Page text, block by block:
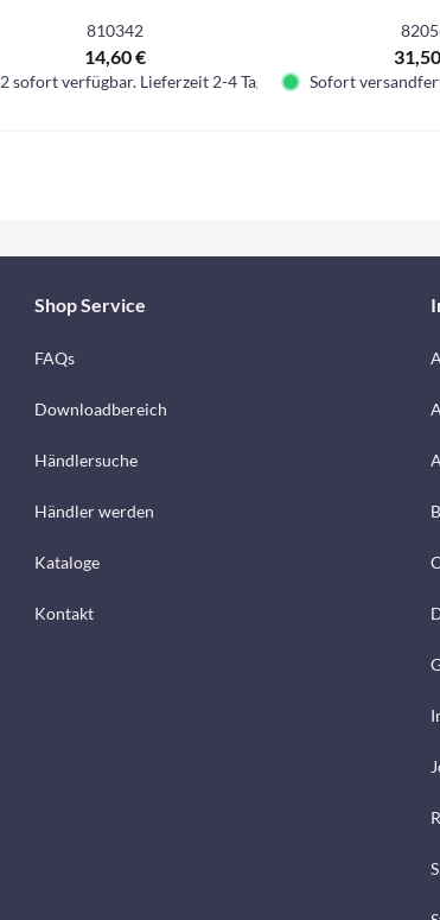
810342
14,60 €
2 sofort verfügbar. Lieferzeit 2-4 Tage. Sofort
Shop Service
FAQs
Downloadbereich
Händlersuche
Händler werden
Kataloge
Kontakt